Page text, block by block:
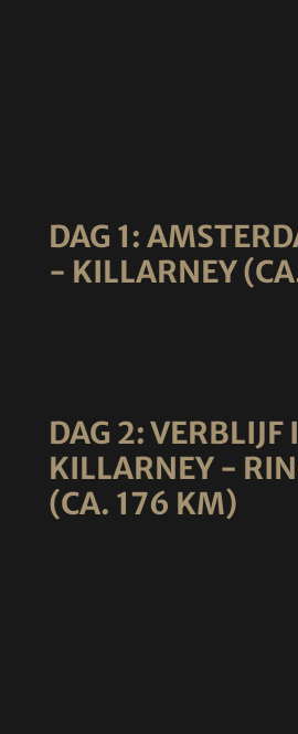
DAG 1:
- KILLARNEY
DAG 2: VERBLIJF
KILLARNEY -
(CA. 176 KM)